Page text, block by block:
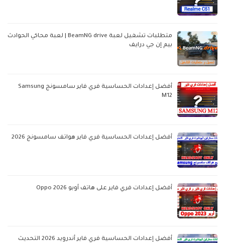
متطلبات تشغيل لعبة BeamNG drive | لعبة محاكي الحوادث
بيم إن جي درايف
أفضل إعدادات الحساسية فري فاير سامسونج Samsung
M12
أفضل إعدادات الحساسية فري فاير هواتف سامسونج 2026
أفضل إعدادات فري فاير على هاتف أوبو Oppo 2026
أفضل إعدادات الحساسية فري فاير أندرويد 2026 التحديث